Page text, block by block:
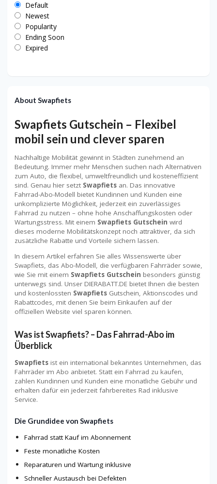
Default
Newest
Popularity
Ending Soon
Expired
About Swapfiets
Swapfiets Gutschein – Flexibel
mobil sein und clever sparen
Nachhaltige Mobilität gewinnt in Städten zunehmend an
Bedeutung. Immer mehr Menschen suchen nach Alternativen
zum Auto, die flexibel, umweltfreundlich und kosteneffizient
sind. Genau hier setzt Swapfiets an. Das innovative
Fahrrad-Abo-Modell bietet Kundinnen und Kunden eine
unkomplizierte Möglichkeit, jederzeit ein zuverlässiges
Fahrrad zu nutzen – ohne hohe Anschaffungskosten oder
Wartungsstress. Mit einem Swapfiets Gutschein wird
dieses moderne Mobilitätskonzept noch attraktiver, da sich
zusätzliche Rabatte und Vorteile sichern lassen.
In diesem Artikel erfahren Sie alles Wissenswerte über
Swapfiets, das Abo-Modell, die verfügbaren Fahrräder sowie,
wie Sie mit einem Swapfiets Gutschein besonders günstig
unterwegs sind. Unser DIERABATT.DE bietet Ihnen die besten
und kostenlossten Swapfiets Gutschein, Aktionscodes und
Rabattcodes, mit denen Sie beim Einkaufen auf der
offiziellen Website viel sparen können.
Was ist Swapfiets? – Das Fahrrad-Abo im
Überblick
Swapfiets ist ein international bekanntes Unternehmen, das
Fahrräder im Abo anbietet. Statt ein Fahrrad zu kaufen,
zahlen Kundinnen und Kunden eine monatliche Gebühr und
erhalten dafür ein jederzeit fahrbereites Rad inklusive
Service.
Die Grundidee von Swapfiets
Fahrrad statt Kauf im Abonnement
Feste monatliche Kosten
Reparaturen und Wartung inklusive
Schneller Austausch bei Defekten